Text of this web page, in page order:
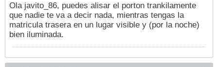
Ola javito_86, puedes alisar el porton trankilamente
que nadie te va a decir nada, mientras tengas la
matricula trasera en un lugar visible y (por la noche)
bien iluminada.